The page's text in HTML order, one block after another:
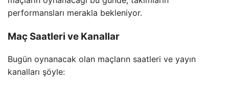
performansları merakla bekleniyor.
Maç Saatleri ve Kanallar
Bugün oynanacak olan maçların saatleri ve yayın
kanalları şöyle: